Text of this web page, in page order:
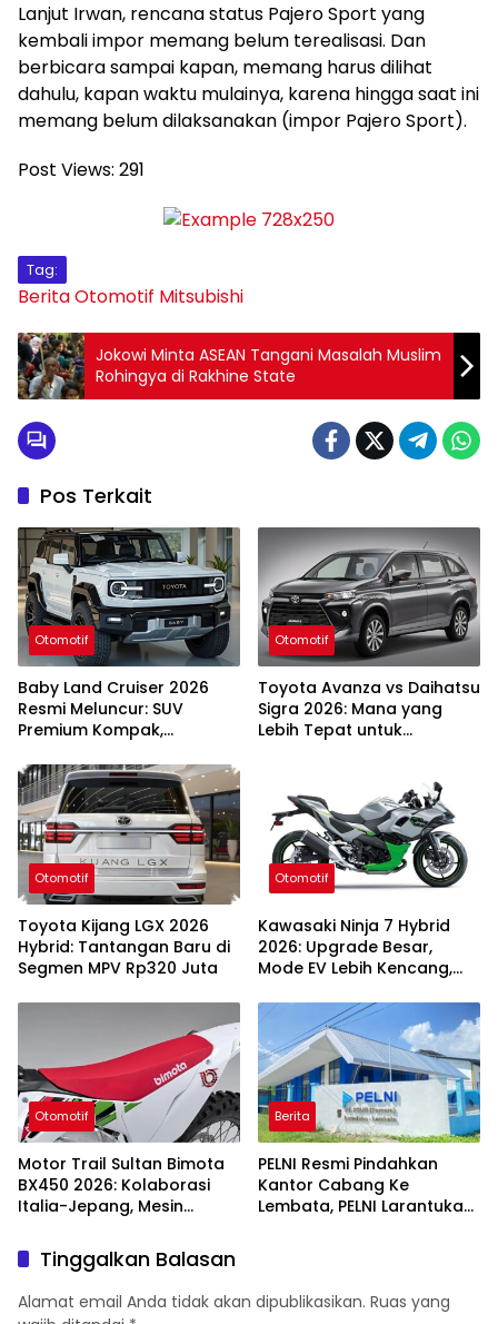
Lanjut Irwan, rencana status Pajero Sport yang
kembali impor memang belum terealisasi. Dan
berbicara sampai kapan, memang harus dilihat
dahulu, kapan waktu mulainya, karena hingga saat ini
memang belum dilaksanakan (impor Pajero Sport).
Post Views: 291
Tag:
Berita Otomotif Mitsubishi
Jokowi Minta ASEAN Tangani Masalah Muslim
Rohingya di Rakhine State
Pos Terkait
Otomotif
Baby Land Cruiser 2026
Resmi Meluncur: SUV
Premium Kompak,
Nyaman di Perkotaan
Otomotif
Toyota Avanza vs Daihatsu
Sigra 2026: Mana yang
Lebih Tepat untuk
Otomotif
Toyota Kijang LGX 2026
Hybrid: Tantangan Baru di
Segmen MPV Rp320 Juta
Otomotif
Kawasaki Ninja 7 Hybrid
2026: Upgrade Besar,
Mode EV Lebih Kencang,
Otomotif
Motor Trail Sultan Bimota
BX450 2026: Kolaborasi
Italia-Jepang, Mesin
Berita
PELNI Resmi Pindahkan
Kantor Cabang Ke
Lembata, PELNI Larantuka
Tinggalkan Balasan
Alamat email Anda tidak akan dipublikasikan. Ruas yang